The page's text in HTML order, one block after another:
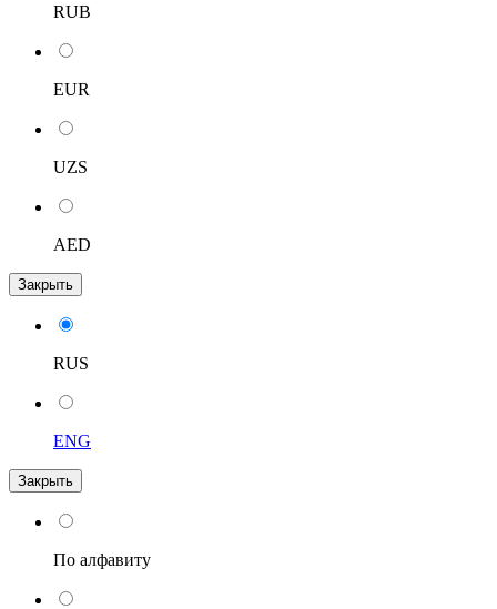
RUB
EUR
UZS
AED
Закрыть
RUS
ENG
Закрыть
По алфавиту